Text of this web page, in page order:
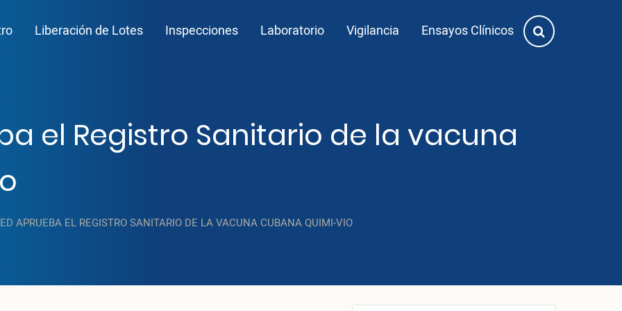
navigation
Liberación de Lotes Inspecciones Laboratorio Vigilancia Ensayos Clínicos
el Registro Sanitario de la vacuna
APRUEBA EL REGISTRO SANITARIO DE LA VACUNA CUBANA QUIMI-VIO